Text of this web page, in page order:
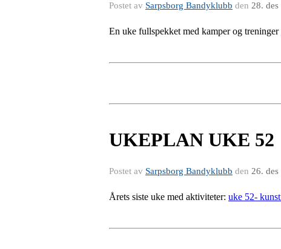
Postet av Sarpsborg Bandyklubb den 28. des
En uke fullspekket med kamper og treninger
UKEPLAN UKE 52
Postet av Sarpsborg Bandyklubb den 26. des
Årets siste uke med aktiviteter: uke 52-